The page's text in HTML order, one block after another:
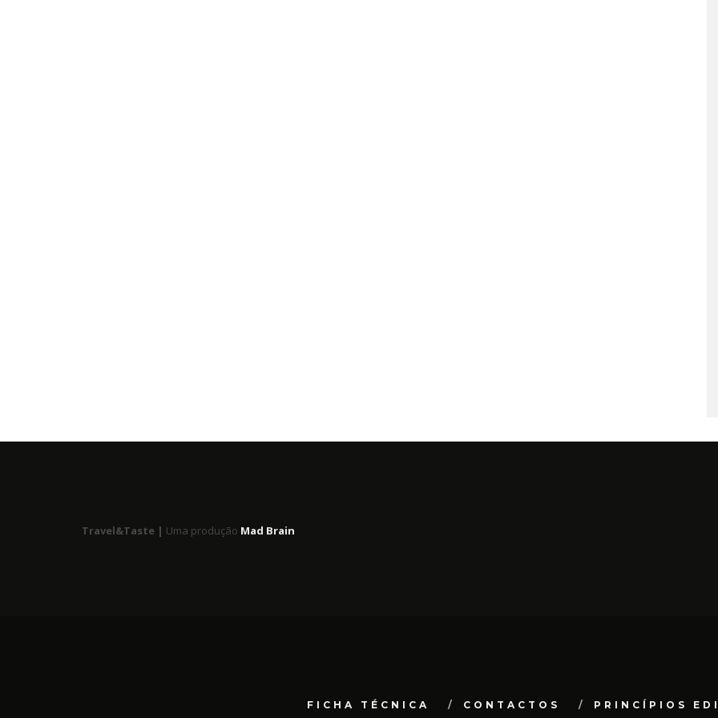
Travel&Taste | Uma produção Mad Brain
FICHA TÉCNICA CONTACTOS PRINCÍPIOS